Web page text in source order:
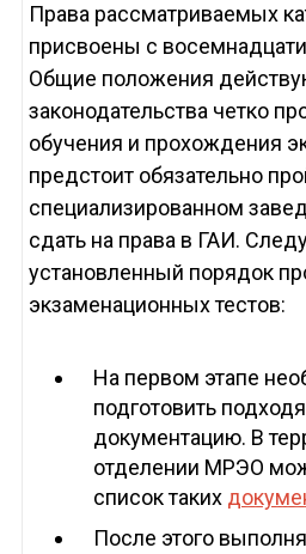
Права рассматриваемых
присвоены с
Общие положения
законодательства четко
обучения и прохождения
предстоит обязательно
специализированном
сдать на права в ГАИ.
установленный порядок
экзаменационных тестов:
На первом этапе
подготовить
документацию. В
отделении МРЭО
список таких
После этого